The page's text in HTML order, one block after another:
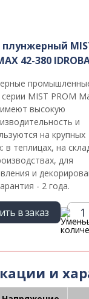
плунжерный
42-380
MIST PROM
имеют высокую
и
на крупных
в теплицах, на
для
и
- 2 года.
в заказ
и